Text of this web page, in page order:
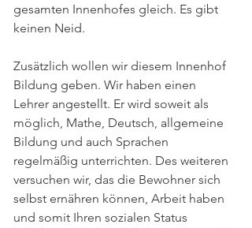
gesamten Innenhofes gleich. Es gibt
keinen Neid.
Zusätzlich wollen wir diesem Innenhof
Bildung geben. Wir haben einen
Lehrer angestellt. Er wird soweit als
möglich, Mathe, Deutsch, allgemeine
Bildung und auch Sprachen
regelmäßig unterrichten. Des weiteren
versuchen wir, das die Bewohner sich
selbst ernähren können, Arbeit haben
und somit Ihren sozialen Status